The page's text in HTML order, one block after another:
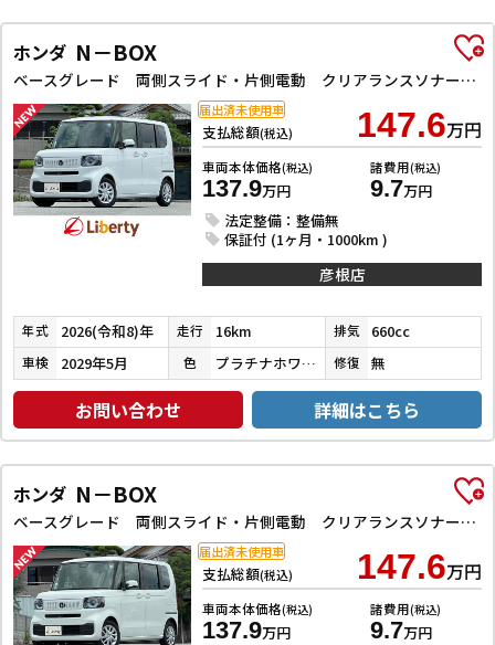
ホンダ N－BOX
ベースグレード 両側スライド・片側電動 クリアランスソナー オートクルーズコントロール レーンアシスト 衝突被害軽減システム オートライト LEDヘッドランプ スマートキー アイドリングストップ
支払総額(税込) 147.6万円
車両本体価格(税込)
137.9万円
諸費用(税込)
9.7万円
法定整備：整備無
保証付 (1ヶ月・1000km )
届出済未使用車
彦根店
年式 2026(令和8)年 走行 16km 排気 660cc
車検 2029年5月 色 プラチナホワイトパール 修復 無
お問い合わせ 詳細はこちら
ホンダ N－BOX
ベースグレード 両側スライド・片側電動 クリアランスソナー オートクルーズコントロール レーンアシスト オートライト スマートキー アイドリングストップ 電動格納ミラー シートヒーター ベンチシート
支払総額(税込) 147.6万円
車両本体価格(税込)
137.9万円
諸費用(税込)
9.7万円
届出済未使用車